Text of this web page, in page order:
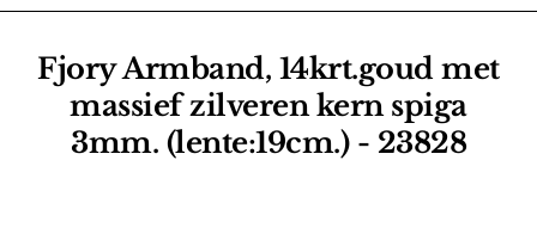
Fjory Armband, 14krt.goud met
massief zilveren kern spiga
3mm. (lente:19cm.) - 23828